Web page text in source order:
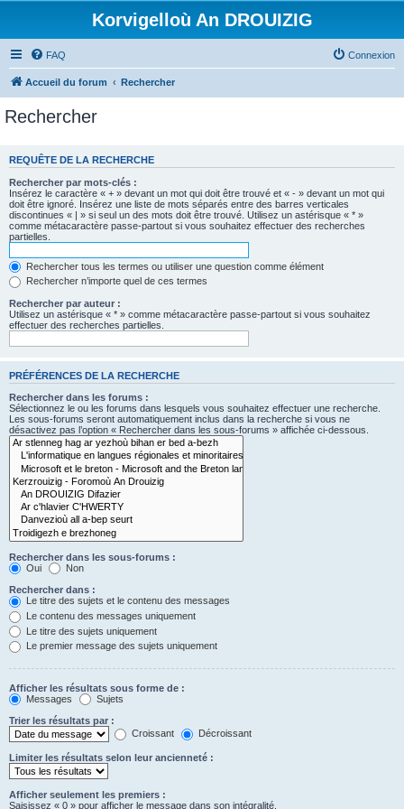
Korvigelloù An DROUIZIG
FAQ Connexion
Accueil du forum Rechercher
Rechercher
REQUÊTE DE LA RECHERCHE
Rechercher par mots-clés :
Insérez le caractère « + » devant un mot qui doit être trouvé et « - » devant un mot qui
doit être ignoré. Insérez une liste de mots séparés entre des barres verticales
discontinues « | » si seul un des mots doit être trouvé. Utilisez un astérisque « * »
comme métacaractère passe-partout si vous souhaitez effectuer des recherches
partielles.
Rechercher tous les termes ou utiliser une question comme élément
Rechercher n’importe quel de ces termes
Rechercher par auteur :
Utilisez un astérisque « * » comme métacaractère passe-partout si vous souhaitez
effectuer des recherches partielles.
PRÉFÉRENCES DE LA RECHERCHE
Rechercher dans les forums :
Sélectionnez le ou les forums dans lesquels vous souhaitez effectuer une recherche.
Les sous-forums seront automatiquement inclus dans la recherche si vous ne
désactivez pas l’option « Rechercher dans les sous-forums » affichée ci-dessous.
Rechercher dans les sous-forums :
Oui
Non
Rechercher dans :
Le titre des sujets et le contenu des messages
Le contenu des messages uniquement
Le titre des sujets uniquement
Le premier message des sujets uniquement
Afficher les résultats sous forme de :
Messages
Sujets
Trier les résultats par :
Croissant
Décroissant
Limiter les résultats selon leur ancienneté :
Afficher seulement les premiers :
Saisissez « 0 » pour afficher le message dans son intégralité.